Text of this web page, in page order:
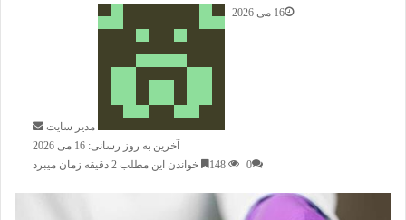
مدیر سایت
16 می 2026
آخرین به روز رسانی: 16 می 2026
0
خواندن این مطلب 2 دقیقه زمان میبرد